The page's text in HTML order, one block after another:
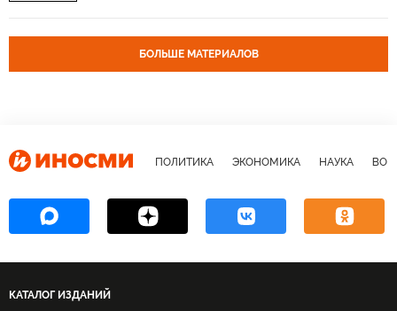
БОЛЬШЕ МАТЕРИАЛОВ
ПОЛИТИКА ЭКОНОМИКА НАУКА
КАТАЛОГ ИЗДАНИЙ